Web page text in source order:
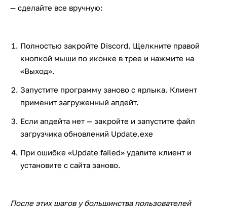
— сделайте все вручную:
Полностью закройте Discord. Щелкните правой
кнопкой мыши по иконке в трее и нажмите на
«Выход».
Запустите программу заново с ярлыка. Клиент
применит загруженный апдейт.
Если апдейта нет — закройте и запустите файл
загрузчика обновлений Update.exe
При ошибке «Update failed» удалите клиент и
установите с сайта заново.
После этих шагов у большинства пользователей